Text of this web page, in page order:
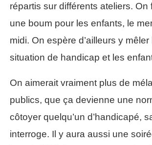
répartis sur différents ateliers. On
une boum pour les enfants, le
midi. On espère d’ailleurs y
situation de handicap et les
On aimerait vraiment plus de
publics, que ça devienne une
côtoyer quelqu’un d’handicapé,
interroge. Il y aura aussi une